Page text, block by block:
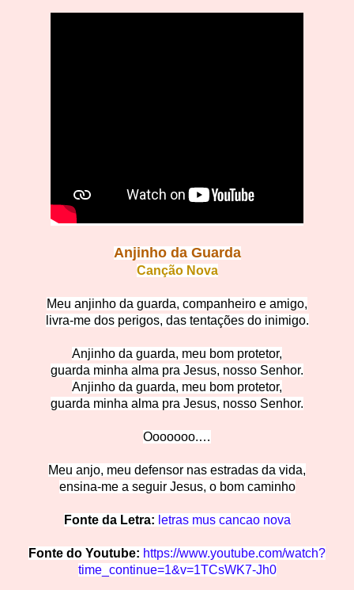
Anjinho da Guarda
Canção Nova
Meu anjinho da guarda, companheiro e amigo,
livra-me dos perigos, das tentações do inimigo.
Anjinho da guarda, meu bom protetor,
guarda minha alma pra Jesus, nosso Senhor.
Anjinho da guarda, meu bom protetor,
guarda minha alma pra Jesus, nosso Senhor.
Ooooooo.…
Meu anjo, meu defensor nas estradas da vida,
ensina-me a seguir Jesus, o bom caminho
Fonte da Letra: letras mus cancao nova
Fonte do Youtube: https://www.youtube.com/watch?
time_continue=1&v=1TCsWK7-Jh0